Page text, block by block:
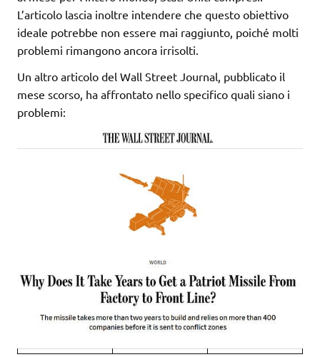
L’articolo lascia inoltre intendere che questo obiettivo
ideale potrebbe non essere mai raggiunto, poiché molti
problemi rimangono ancora irrisolti.
Un altro articolo del Wall Street Journal, pubblicato il
mese scorso, ha affrontato nello specifico quali siano i
problemi: